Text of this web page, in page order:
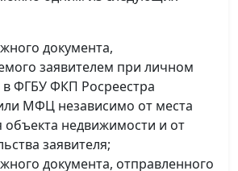
документа,
заявителем при личном
ФГБУ ФКП Росреестра
МФЦ независимо от места
объекта недвижимости и от
заявителя;
документа, отправленного